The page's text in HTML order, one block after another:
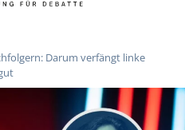
Darum verfängt linke